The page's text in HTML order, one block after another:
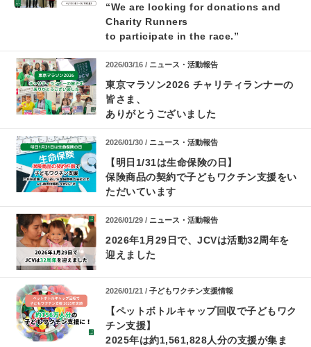
“We are looking for donations and
Charity Runners
to participate in the race.”
2026/03/16 / ニュース・活動報告
東京マラソン2026 チャリティランナーの
皆さま、
ありがとうございました
2026/01/30 / ニュース・活動報告
【明日1/31は生命保険の日】
保険商品の契約で子どもワクチン支援をい
ただいています
2026/01/29 / ニュース・活動報告
2026年1月29日で、JCVは活動32周年を
迎えました
2026/01/21 /子どもワクチン支援情報
【ペットボトルキャップ回収で子どもワク
チン支援】
2025年は約1,561,828人分の支援が集ま